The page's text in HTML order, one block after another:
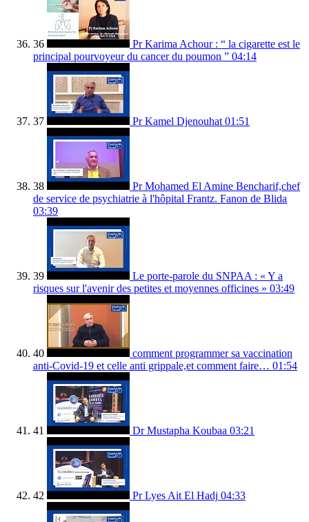
36
Pr Karima Achour : “ la cigarette est le
principal pourvoyeur du cancer du poumon ” 04:14
37 Pr Kamel Djenouhat 01:51
38
Pr Mohamed El Amine Bencharif,chef
de service de psychiatrie à l'hôpital Frantz. Fanon de Blida
03:39
39
Le porte-parole du SNPAA : « Y a
risques sur l'avenir des petites et moyennes officines » 03:49
40
comment programmer sa vaccination
anti-Covid-19 et celle anti grippale,et comment faire… 01:54
41 Dr Mustapha Koubaa 03:21
42 Pr Lyes Ait El Hadj 04:33